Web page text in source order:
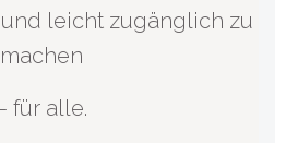
leicht zugänglich zu
machen
für alle.